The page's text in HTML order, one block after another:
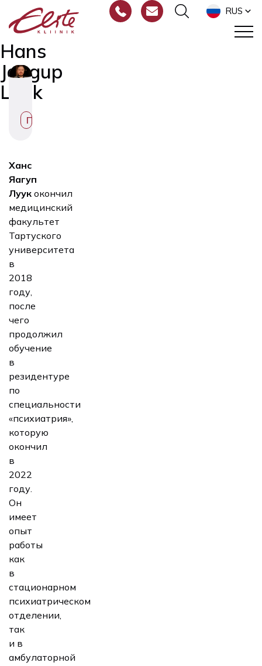
RUS
Hans
Jaagup
Luuk
Ханс
Яагуп
Луук окончил
медицинский
факультет
Тартуского
университета
в
2018
году,
после
чего
продолжил
обучение
в
резидентуре
по
специальности
«психиатрия»,
которую
окончил
в
2022
году.
Он
имеет
опыт
работы
как
в
стационарном
психиатрическом
отделении,
так
и в
амбулаторной
Психиатрист